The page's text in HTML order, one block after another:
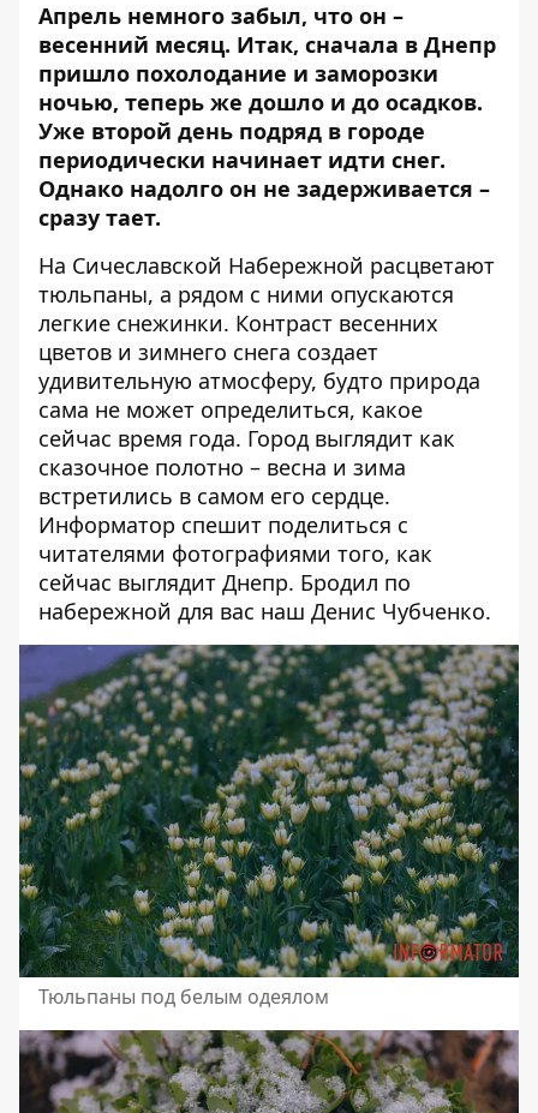
Апрель немного забыл, что он –
весенний месяц. Итак, сначала в Днепр
пришло похолодание и заморозки
ночью, теперь же дошло и до осадков.
Уже второй день подряд в городе
периодически начинает идти снег.
Однако надолго он не задерживается –
сразу тает.
На Сичеславской Набережной расцветают
тюльпаны, а рядом с ними опускаются
легкие снежинки. Контраст весенних
цветов и зимнего снега создает
удивительную атмосферу, будто природа
сама не может определиться, какое
сейчас время года. Город выглядит как
сказочное полотно – весна и зима
встретились в самом его сердце.
Информатор спешит поделиться с
читателями фотографиями того, как
сейчас выглядит Днепр. Бродил по
набережной для вас наш Денис Чубченко.
Тюльпаны под белым одеялом